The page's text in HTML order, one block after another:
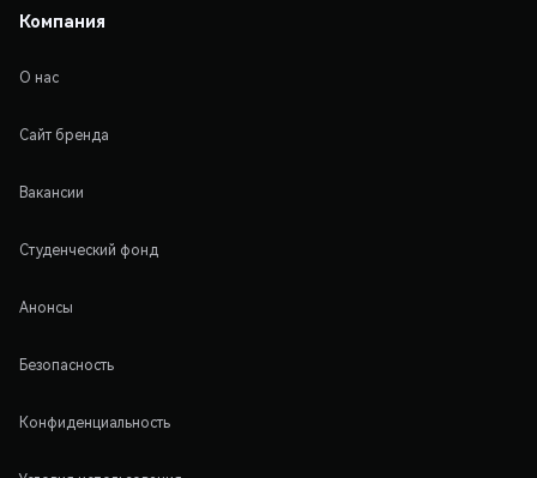
Компания
О нас
Сайт бренда
Вакансии
Студенческий фонд
Анонсы
Безопасность
Конфиденциальность